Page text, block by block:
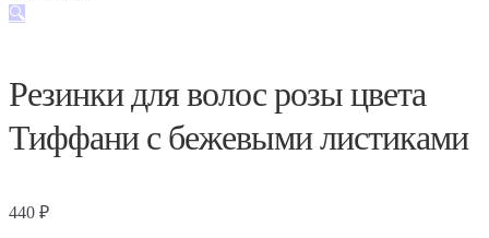
🔍
Резинки для волос розы цвета
Тиффани с бежевыми листиками
440 ₽